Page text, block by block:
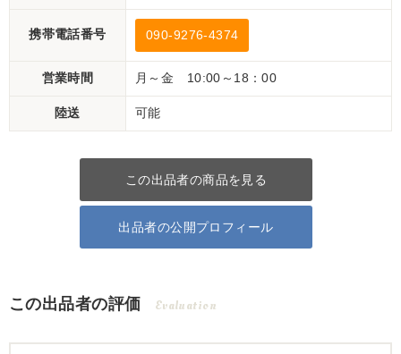
携帯電話番号 090-9276-4374
営業時間 月～金 10:00～18：00
陸送 可能
この出品者の商品を見る
出品者の公開プロフィール
この出品者の評価 Evaluation